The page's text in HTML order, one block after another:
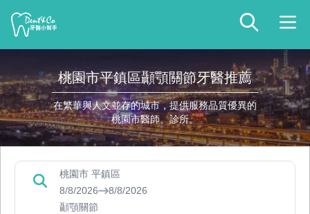
桃園市平鎮區顳顎關節牙醫推薦
在繁華與人文並存的城市，提供服務品質優異的
桃園市醫師、診所。
桃園市 平鎮區
8/8/2026
8/8/2026
顳顎關節